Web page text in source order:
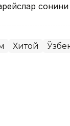
сонини
Хитой